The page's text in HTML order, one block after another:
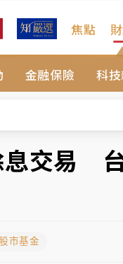
焦點
金融保險 科
序複雜 觀旅局回應了
院聲請遭駁 理由曝光
一度塞車 周六起展出
重開羈押庭
面曝光
息交易
市基金